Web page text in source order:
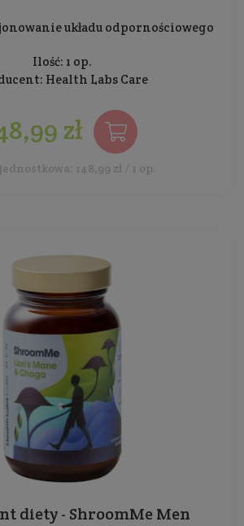
układu odpornościowego
Ilość: 1 op.
Health Labs Care
zł
148,99 zł / 1 op.
diety - ShroomMe Men